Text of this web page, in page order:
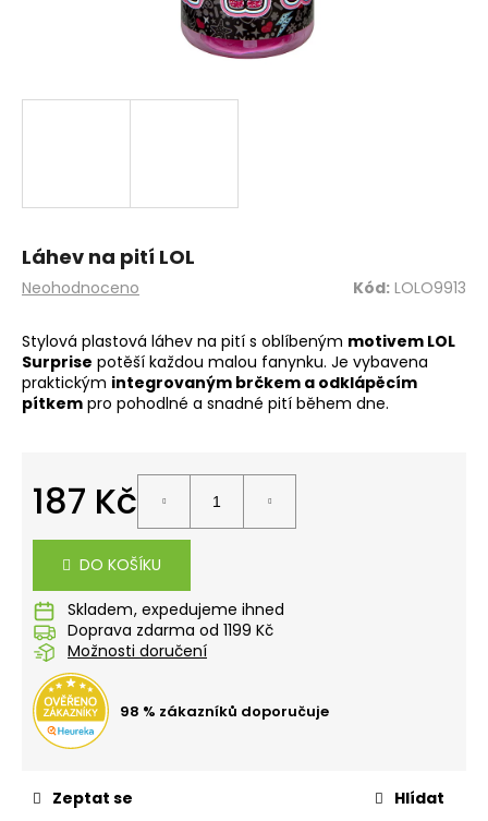
Průměrné
je
0,0
z
5
Neohodnoceno
Láhev na pití LOL
Kód: LOLO9913
Stylová plastová láhev na pití s oblíbeným motivem LOL
Surprise potěší každou malou fanynku. Je vybavena
praktickým integrovaným brčkem a odklápěcím
pítkem pro pohodlné a snadné pití během dne.
187 Kč
DO KOŠÍKU
Skladem
Doprava zdarma od 1199 Kč
Možnosti doručení
98 % zákazníků doporučuje
Zeptat se Hlídat
t
D
o
p
o
č
m
e
BOX
NA
SVAČINU
PŘIHRÁDKOU
PIXEL